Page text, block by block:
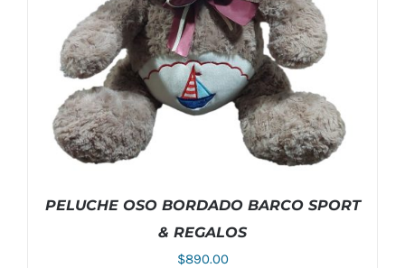
PELUCHE OSO BORDADO BARCO SPORT
& REGALOS
$890.00